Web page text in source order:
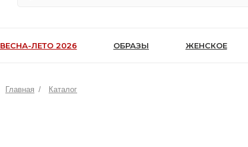
ВЕСНА-ЛЕТО 2026 ОБРАЗЫ ЖЕНСКОЕ
Главная Каталог
/